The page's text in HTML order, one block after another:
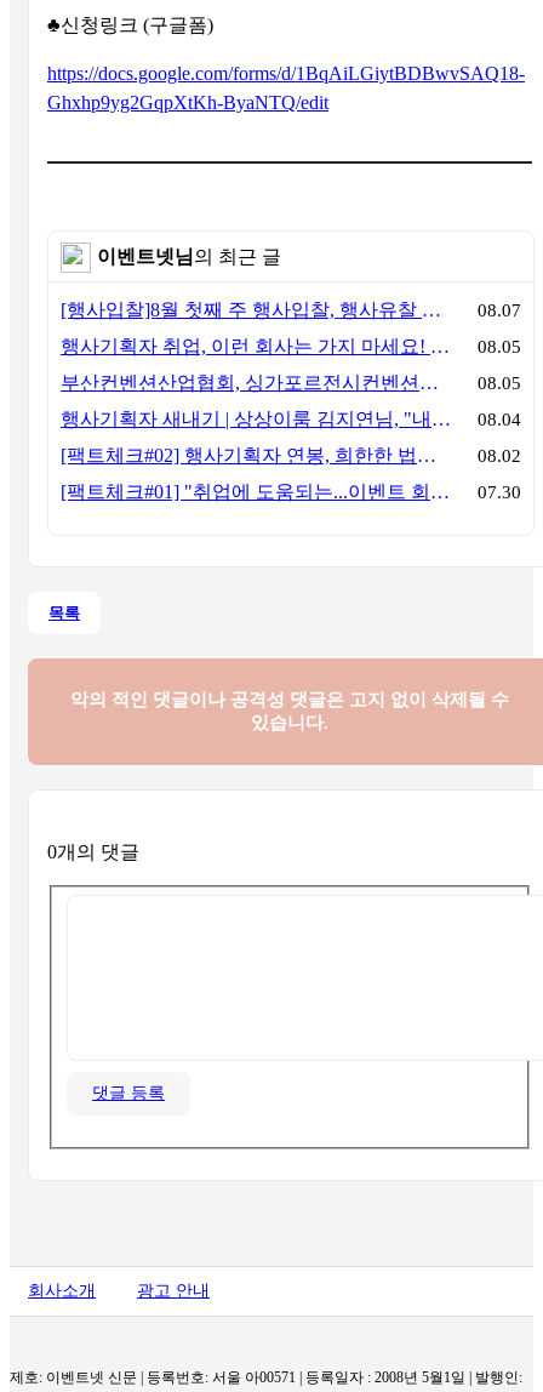
♣신청링크 (구글폼)
https://docs.google.com/forms/d/1BqAiLGiytBDBwvSAQ18-
Ghxhp9yg2GqpXtKh-ByaNTQ/edit
이벤트넷님의 최근 글
[행사입찰]8월 첫째 주 행사입찰, 행사유찰 결과 08.07
행사기획자 취업, 이런 회사는 가지 마세요! 신입이 꼭 알아야 할 5가지 기준[이벤트산업 팩트체크#3] 08.05
부산컨벤션산업협회, 싱가포르전시컨벤션협회(SACEOS)와 업무협약 체결… 아시아 마이스 협력 확대 08.05
행사기획자 새내기 | 상상이룸 김지연님, "내 맘대로, 내 뜻대로 행사를 만든다 08.04
[팩트체크#02] 행사기획자 연봉, 희한한 법칙~ '첨에는 비실, 3년만 지나면 튼실' 08.02
[팩트체크#01] "취업에 도움되는...이벤트 회사, 어떻게 구분할까?"… 1인당 매출 '3억 원'의 법칙 07.30
목록
악의 적인 댓글이나 공격성 댓글은 고지 없이 삭제될 수
있습니다.
0개의 댓글
댓글 등록
회사소개 광고 안내
제호: 이벤트넷 신문 | 등록번호: 서울 아00571 | 등록일자 : 2008년 5월1일 | 발행인: